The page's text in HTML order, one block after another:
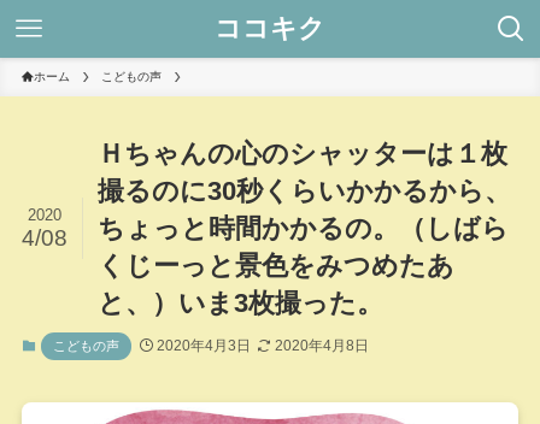
ココキク
ホーム こどもの声
Ｈちゃんの心のシャッターは１枚
撮るのに30秒くらいかかるから、
ちょっと時間かかるの。（しばら
くじーっと景色をみつめたあ
と、）いま3枚撮った。
2020
4/08
こどもの声 2020年4月3日 2020年4月8日